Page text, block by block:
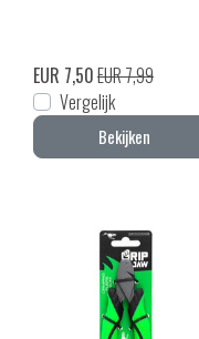
EUR 7,50EUR 7,99
Vergelijk
Bekijken